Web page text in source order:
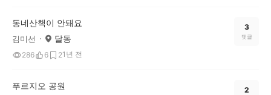
동네산책이 안돼요
김미선 달동
286 6 21년 전
3
댓글
푸르지오 공원 2